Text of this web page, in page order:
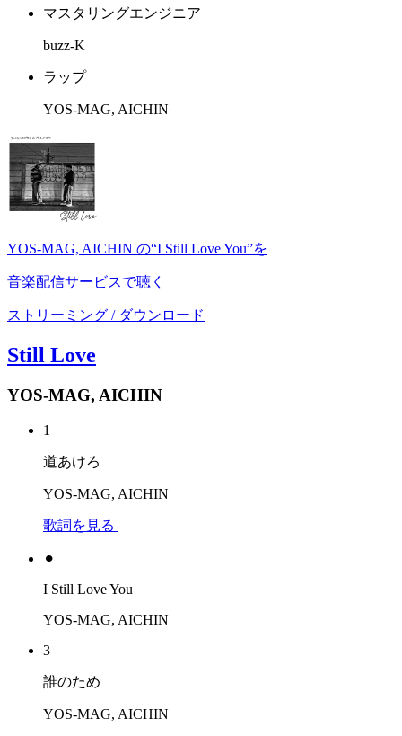
マスタリングエンジニア
buzz-K
ラップ
YOS-MAG, AICHIN
YOS-MAG, AICHIN の“I Still Love You”を
音楽配信サービスで聴く
ストリーミング / ダウンロード
Still Love
YOS-MAG, AICHIN
1
道あけろ
YOS-MAG, AICHIN
歌詞を見る
⚫︎
I Still Love You
YOS-MAG, AICHIN
3
誰のため
YOS-MAG, AICHIN